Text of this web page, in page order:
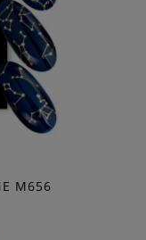
M656